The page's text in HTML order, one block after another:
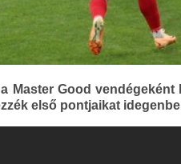
Master Good
első pontjaikat